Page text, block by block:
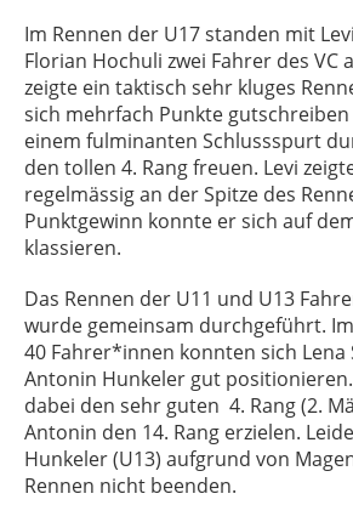
Im Rennen der U17 standen mit
Florian Hochuli zwei Fahrer des VC
zeigte ein taktisch sehr kluges
sich mehrfach Punkte
einem fulminanten Schlussspurt
den tollen 4. Rang freuen. Levi
regelmässig an der Spitze des
Punktgewinn konnte er sich auf
klassieren.
Das Rennen der U11 und U13
wurde gemeinsam durchgeführt.
40 Fahrer*innen konnten sich
Antonin Hunkeler gut
dabei den sehr guten 4. Rang (2.
Antonin den 14. Rang erzielen.
Hunkeler (U13) aufgrund von
Rennen nicht beenden.